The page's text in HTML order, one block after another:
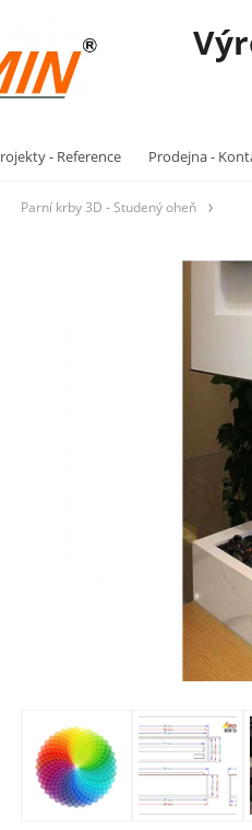
- Reference Prodejna -
Parní krby 3D - Studený oheň